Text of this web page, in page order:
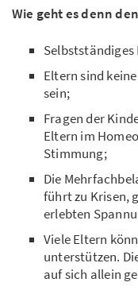
Wie geht es denn
Eltern sind
sein;
Fragen der
Eltern im
Stimmung;
Die
führt zu Krisen,
erlebten
Viele Eltern
unterstützen.
auf sich allein